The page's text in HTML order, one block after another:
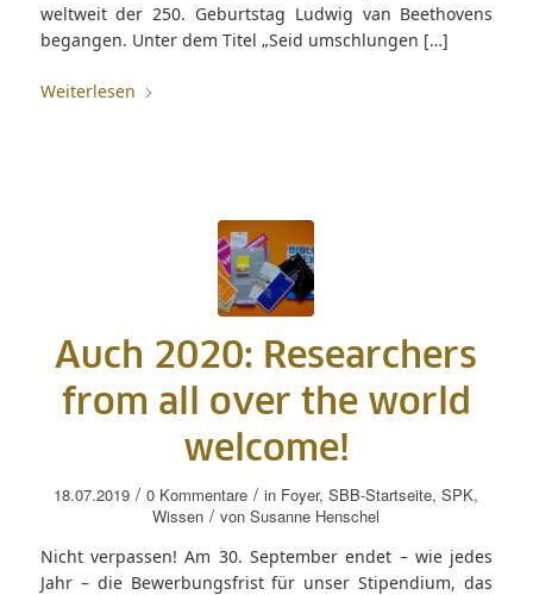
weltweit der 250. Geburtstag Ludwig van Beethovens
begangen. Unter dem Titel „Seid umschlungen […]
Weiterlesen
Auch 2020: Researchers
from all over the world
welcome!
18.07.2019 / 0 Kommentare / in Foyer,SBB-Startseite,SPK,
Wissen / vonSusanne Henschel
Nicht verpassen! Am 30. September endet – wie jedes
Jahr – die Bewerbungsfrist für unser Stipendium, das